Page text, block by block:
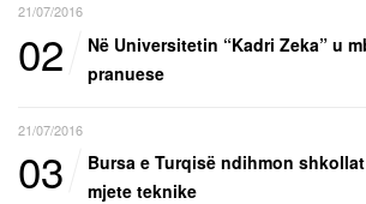
21/07/2016
02
Në Universitetin “Kadri Zeka” u
pranuese
21/07/2016
03
Bursa e Turqisë ndihmon
mjete teknike